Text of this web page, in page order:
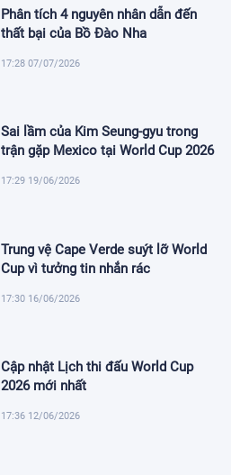
Phân tích 4 nguyên nhân dẫn đến
thất bại của Bồ Đào Nha
17:28 07/07/2026
Sai lầm của Kim Seung-gyu trong
trận gặp Mexico tại World Cup 2026
17:29 19/06/2026
Trung vệ Cape Verde suýt lỡ World
Cup vì tưởng tin nhắn rác
17:30 16/06/2026
Cập nhật Lịch thi đấu World Cup
2026 mới nhất
17:36 12/06/2026